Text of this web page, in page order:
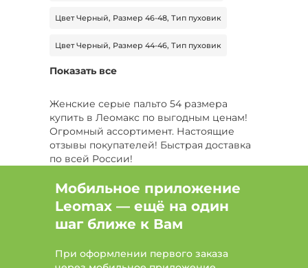
Цвет Черный, Размер 46-48, Тип пуховик
Цвет Черный, Размер 44-46, Тип пуховик
Размер 48-50, Сезон Зима, Тип пальто
Сезон Зима, Тип пальто, Длина миди
Цвет Бежевый, Размер 48, Сезон Демисезон
Цвет Серый, Размер 48-50
Размер 46-48, Тип пальто, Длина миди
Цвет Серый, Размер 50-52
Цвет Бежевый, Размер 60, Сезон Зима
Показать все
Женские серые пальто 54 размера
купить в Леомакс по выгодным ценам!
Огромный ассортимент. Настоящие
отзывы покупателей! Быстрая доставка
по всей России!
Мобильное приложение
Leomax — ещё на один
шаг ближе к Вам
При оформлении первого заказа